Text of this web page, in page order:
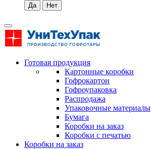
Готовая продукция
Картонные коробки
Гофрокартон
Гофроупаковка
Распродажа
Упаковочные материалы
Бумага
Коробки на заказ
Коробки с печатью
Коробки на заказ